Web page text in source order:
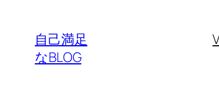
自己満足
なBLOG